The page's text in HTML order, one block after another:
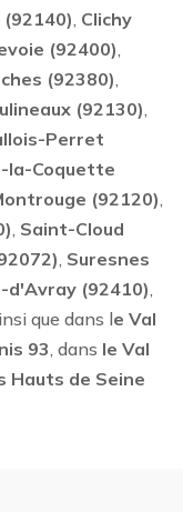
Clichy
(92400)
(92380)
(92130)
Perret
la-Coquette
(92120)
Saint-Cloud
Suresnes
d'Avray (92410)
que dans le Val
93 , dans le Val
Hauts de Seine